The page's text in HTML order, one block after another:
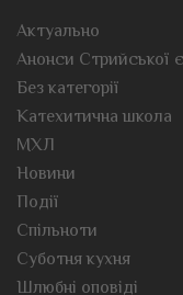
Актуально
Анонси Стрийської
Без категорії
Катехитична школа
МХЛ
Новини
Події
Спільноти
Суботня кухня
Шлюбні оповіді